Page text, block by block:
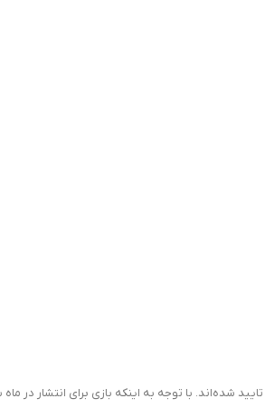
تایید شده‌اند. با توجه به اینکه بازی برای انتشار در